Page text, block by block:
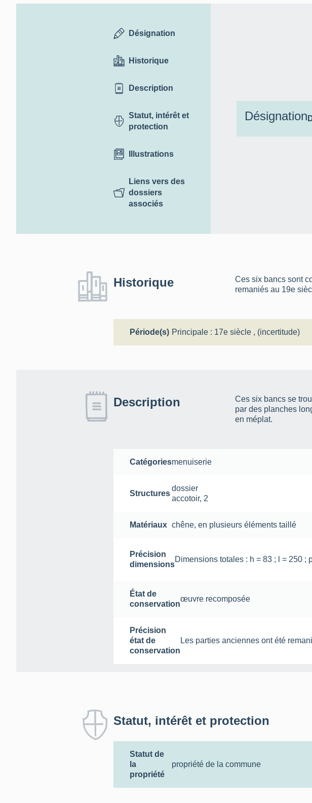
Désignation
Historique
Description
Statut, intérêt et
protection
Illustrations
Liens vers des
dossiers
associés
Désignation
Historique
Ces six bancs sont
remaniés au 19e
Période(s) Principale : 17e siècle , (incertitude)
Description
Ces six bancs se
par des planches
en méplat.
Catégoriesmenuiserie
Structures
dossier
accotoir, 2
Matériaux chêne,en plusieurs éléments taillé
Précision
dimensions
Dimensions totales : h = 83 ; l = 250 ;
État de
conservation
œuvre recomposée
Précision
état de
conservation
Les parties anciennes ont été
Statut, intérêt et protection
Statut de
la
propriété
propriété de la commune